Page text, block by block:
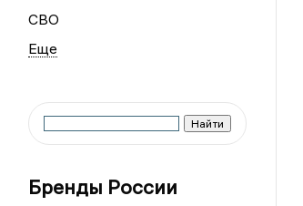
СВО
Бренды России